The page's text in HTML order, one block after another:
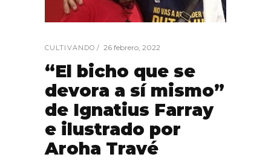
CULTIVANDO 26 febrero, 2022
“El bicho que se
devora a sí mismo”
de Ignatius Farray
e ilustrado por
Aroha Travé